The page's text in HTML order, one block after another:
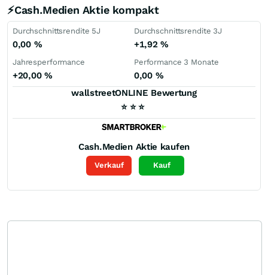
⚡Cash.Medien Aktie kompakt
Durchschnittsrendite 5J
0,00 %
Durchschnittsrendite 3J
+1,92%
Jahresperformance
+20,00 %
Performance 3 Monate
0,00 %
wallstreetONLINE Bewertung
⭐ ⭐ ⭐
Cash.Medien Aktie kaufen
Verkauf Kauf